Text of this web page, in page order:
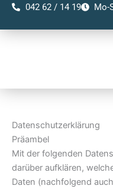
Zum
042 62 / 14‎ 19 Mo-
Datenschutzerklärung
Präambel
Mit der folgenden
darüber aufklären,
Daten (nachfolgend